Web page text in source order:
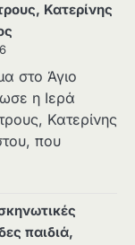
Κατερίνης
στο Άγιο
η Ιερά
Κατερίνης
που
παιδιά,